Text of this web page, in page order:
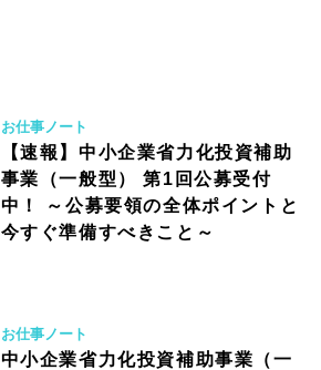
お仕事ノート
【速報】中小企業省力化投資補助
事業（一般型） 第1回公募受付
中！ ～公募要領の全体ポイントと
今すぐ準備すべきこと～
お仕事ノート
中小企業省力化投資補助事業（一